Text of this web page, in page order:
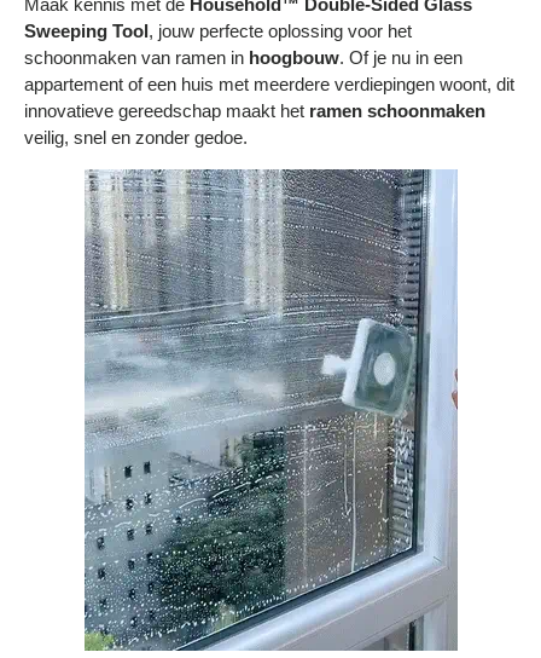
Alle categorieën
Bestelling volgen
Vacatures bij Middo
Veelgestelde vragen
Servicevoorwaarden
Betaalmogelijkheden
Bestelling herroepen
Ruilen en retourneren
Bestellingen & levering
Algemene voorwaarden
Wij steunen KWF, doe je mee?
Maak kennis met de Household™ Double-Sided Glass
Sweeping Tool, jouw perfecte oplossing voor het
schoonmaken van ramen in hoogbouw. Of je nu in een
appartement of een huis met meerdere verdiepingen woont, dit
innovatieve gereedschap maakt het ramen schoonmaken
veilig, snel en zonder gedoe.